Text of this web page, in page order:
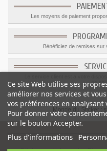
Les moyens de paiement
Bénéficiez de remises
Monde du Sticker :
Ce site Web utilise ses
améliorer nos services et
vos préférences en
Pour donner votre
sur le bouton Accepter.
Plus d'informations